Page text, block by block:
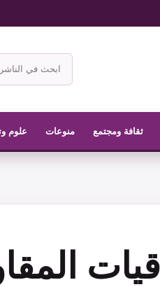
ابحث
في
الناشر
ثقافة ومجتمع منوعات علوم